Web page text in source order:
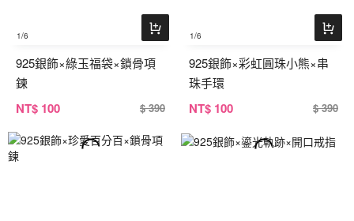
1/6
925銀飾×綠玉福袋×鎖骨項
鍊
NT$ 100 $ 390
1/6
925銀飾×彩虹圓珠小熊×串
珠手環
NT$ 100 $ 390